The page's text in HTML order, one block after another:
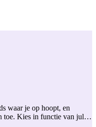
waar je op hoopt, en
toe. Kies in functie van jullie
samen met een hip servies,